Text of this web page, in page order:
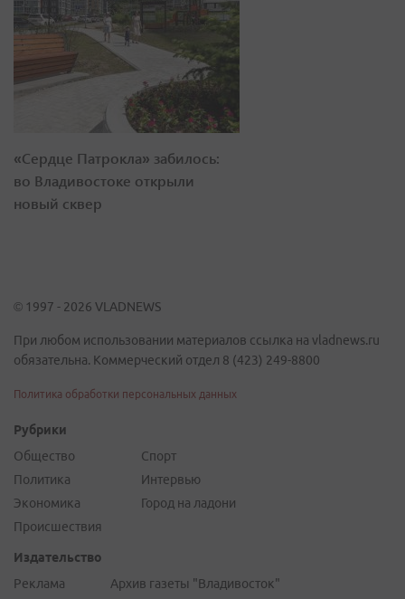
«Сердце Патрокла» забилось:
во Владивостоке открыли
новый сквер
© 1997 - 2026 VLADNEWS
При любом использовании материалов ссылка на vladnews.ru
обязательна. Коммерческий отдел 8 (423) 249-8800
Политика обработки персональных данных
Рубрики
Общество
Политика
Экономика
Происшествия
Спорт
Интервью
Город на ладони
Издательство
Реклама
Архив газеты "Владивосток"